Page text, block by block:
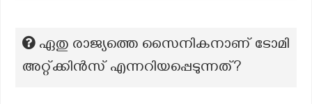
ഏതു രാജ്യത്തെ സൈനികനാണ് ടോമി
അറ്റ്‌ക്കിൻസ് എന്നറിയപ്പെടുന്നത്?